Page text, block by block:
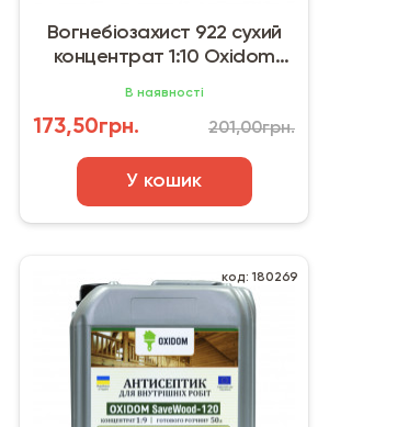
Вогнебіозахист 922 сухий
концентрат 1:10 Oxidom
В наявності
173,50грн. 201,00грн.
У кошик
код: 180269